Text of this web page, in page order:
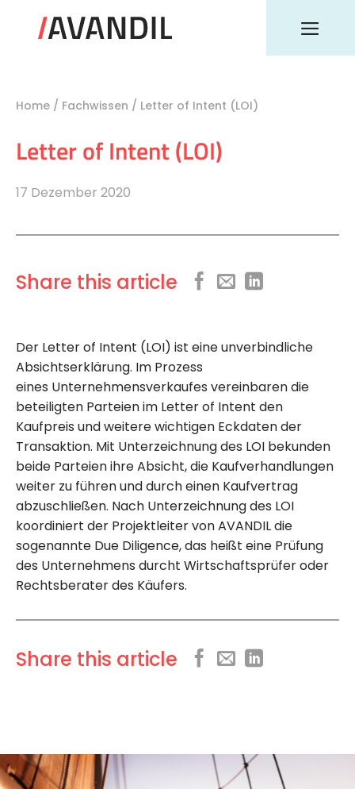
Home / Fachwissen / Letter of Intent (LOI)
Letter of Intent (LOI)
17 Dezember 2020
Share this article
Der Letter of Intent (LOI) ist eine unverbindliche
Absichtserklärung. Im Prozess
eines Unternehmensverkaufes vereinbaren die
beteiligten Parteien im Letter of Intent den
Kaufpreis und weitere wichtigen Eckdaten der
Transaktion. Mit Unterzeichnung des LOI bekunden
beide Parteien ihre Absicht, die Kaufverhandlungen
weiter zu führen und durch einen Kaufvertrag
abzuschließen. Nach Unterzeichnung des LOI
koordiniert der Projektleiter von AVANDIL die
sogenannte Due Diligence, das heißt eine Prüfung
des Unternehmens durcht Wirtschaftsprüfer oder
Rechtsberater des Käufers.
Share this article